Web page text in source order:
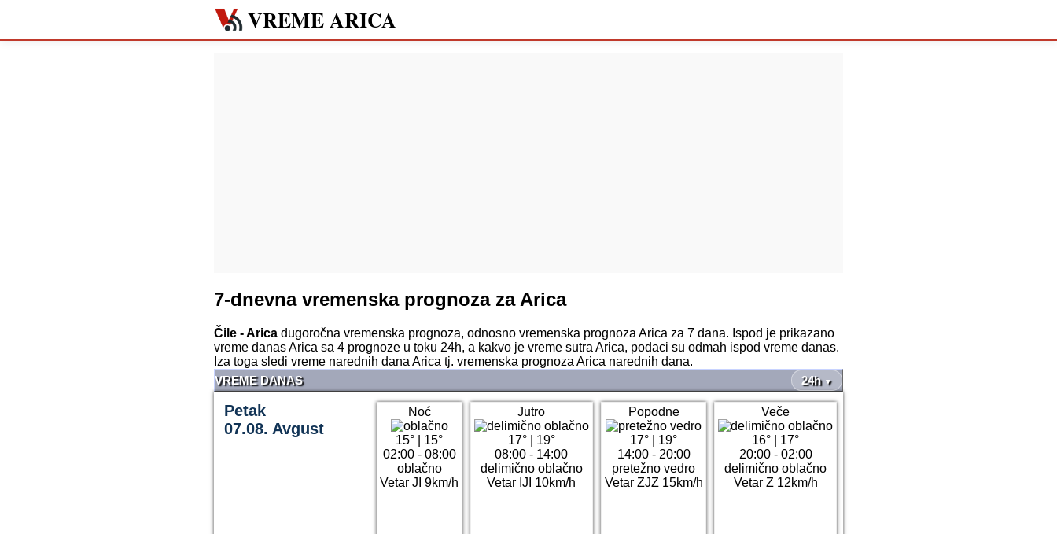
VREME ARICA
7-dnevna vremenska prognoza za Arica
Čile - Arica dugoročna vremenska prognoza, odnosno vremenska prognoza Arica za 7 dana. Ispod je prikazano
vreme danas Arica sa 4 prognoze u toku 24h, a kakvo je vreme sutra Arica, podaci su odmah ispod vreme danas.
Iza toga sledi vreme narednih dana Arica tj. vremenska prognoza Arica narednih dana.
VREME DANAS
24h ▼
Petak
07.08. Avgust
Noć
15°
15°
02:00 - 08:00
oblačno
Vetar JI 9km/h
Jutro
17°| 19°
08:00 - 14:00
delimično oblačno
Vetar IJI 10km/h
Popodne
17°
19°
14:00 - 20:00
pretežno vedro
Vetar ZJZ 15km/h
Veče
16°
17°
20:00 - 02:00
delimično oblačno
Vetar Z 12km/h